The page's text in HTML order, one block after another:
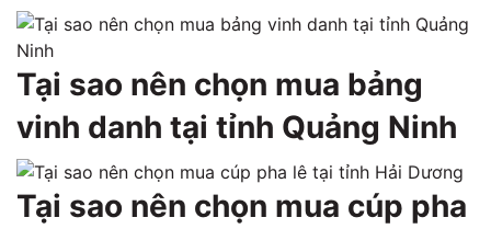
Tại sao nên chọn mua bảng
vinh danh tại tỉnh Quảng Ninh
Tại sao nên chọn mua cúp pha